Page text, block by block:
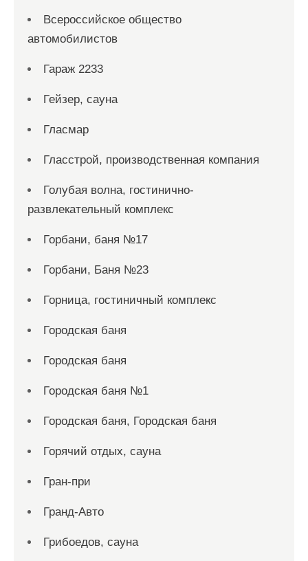
Всероссийское общество
автомобилистов
Гараж 2233
Гейзер, сауна
Гласмар
Гласстрой, производственная компания
Голубая волна, гостинично-
развлекательный комплекс
Горбани, баня №17
Горбани, Баня №23
Горница, гостиничный комплекс
Городская баня
Городская баня
Городская баня №1
Городская баня, Городская баня
Горячий отдых, сауна
Гран-при
Гранд-Авто
Грибоедов, сауна